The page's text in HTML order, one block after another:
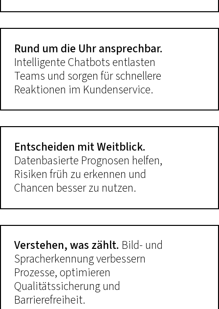
Rund um die Uhr ansprechbar.
Intelligente Chatbots entlasten
Teams und sorgen für schnellere
Reaktionen im Kundenservice.
Entscheiden mit Weitblick.
Datenbasierte Prognosen helfen,
Risiken früh zu erkennen und
Chancen besser zu nutzen.
Verstehen, was zählt. Bild- und
Spracherkennung verbessern
Prozesse, optimieren
Qualitätssicherung und
Barrierefreiheit.